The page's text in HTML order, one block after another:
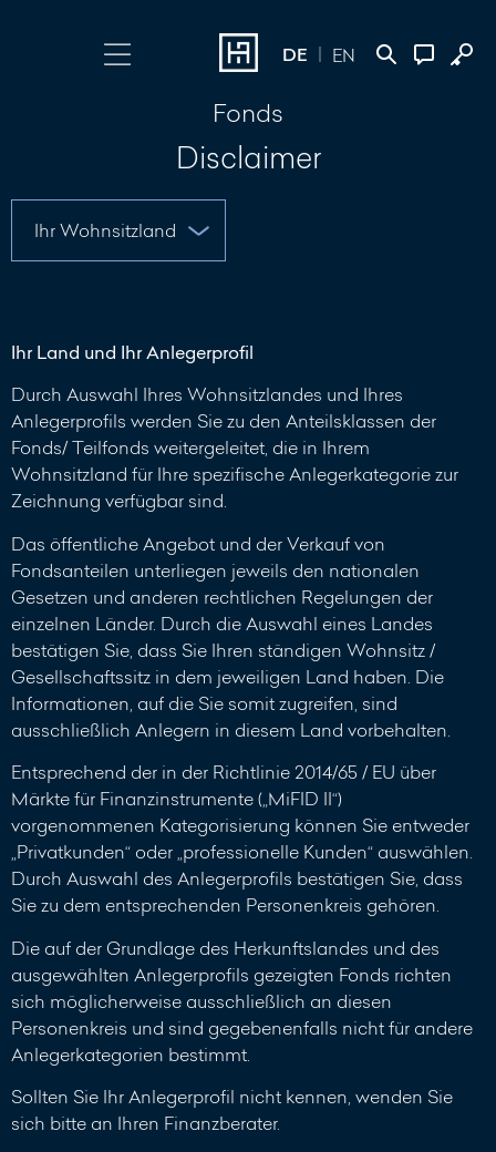
DE EN
Online Banking
Fonds
Disclaimer
Ihr Land und Ihr Anlegerprofil
Durch Auswahl Ihres Wohnsitzlandes und Ihres
Anlegerprofils werden Sie zu den Anteilsklassen der
Fonds/ Teilfonds weitergeleitet, die in Ihrem
Wohnsitzland für Ihre spezifische Anlegerkategorie zur
Zeichnung verfügbar sind.
Das öffentliche Angebot und der Verkauf von
Fondsanteilen unterliegen jeweils den nationalen
Gesetzen und anderen rechtlichen Regelungen der
einzelnen Länder. Durch die Auswahl eines Landes
bestätigen Sie, dass Sie Ihren ständigen Wohnsitz /
Gesellschaftssitz in dem jeweiligen Land haben. Die
Informationen, auf die Sie somit zugreifen, sind
ausschließlich Anlegern in diesem Land vorbehalten.
Entsprechend der in der Richtlinie 2014/65 / EU über
Märkte für Finanzinstrumente („MiFID II“)
vorgenommenen Kategorisierung können Sie entweder
„Privatkunden“ oder „professionelle Kunden“ auswählen.
Durch Auswahl des Anlegerprofils bestätigen Sie, dass
Sie zu dem entsprechenden Personenkreis gehören.
Die auf der Grundlage des Herkunftslandes und des
ausgewählten Anlegerprofils gezeigten Fonds richten
sich möglicherweise ausschließlich an diesen
Personenkreis und sind gegebenenfalls nicht für andere
Anlegerkategorien bestimmt.
Sollten Sie Ihr Anlegerprofil nicht kennen, wenden Sie
sich bitte an Ihren Finanzberater.